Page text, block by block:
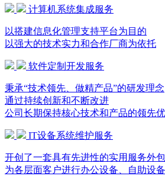
计算机系统集成服务
以搭建信息化管理支持平台为目的
以强大的技术实力和合作厂商为依托
软件定制开发服务
秉承“技术领先、做精产品”的研发理念
通过持续创新和不断改进
公司长期保持核心技术和产品的领先
IT设备系统维护服务
开创了一套具有先进性的实用服务外
为各层面客户进行办公设备、自助设备